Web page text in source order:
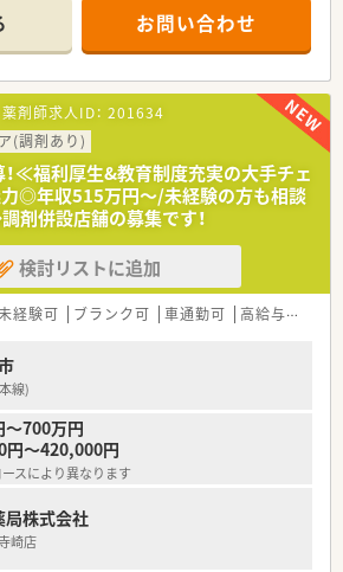
与も可能！
スによりますが、経験の少ない方でも500万前
TOP水準！
わせ、豊富な社内研修や外部組織と連携した研
ます
会社だからこそ活躍できるキャリアパスが多
ています。
、エリアマネジャーや営業部長等のマネジメン
増えます。
専門性を活かせるスペシャリストを目指すこ
理部門や商品部門等の本社スタッフなど活動領
。
年々増加しており、在宅医療へもしっかりと関
。
よう変更予定です。
日とワークライフバランスが整っています
薬まで、従業員割引制度など嬉しいメリットも
お問い合わせ
薬剤師求人ID： 201634
(調剤あり)
！≪福利厚生&教育制度充実の大手チェ
◎年収515万円～/未経験の方も相談
剤併設店舗の募集です！
検討リストに追加
経験可 ブランク可 車通勤可 高給与(600万円以上)
線)
700万円
円～420,000円
スにより異なります
局株式会社
崎店